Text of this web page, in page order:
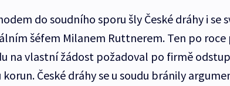
do soudního sporu šly České dráhy i se
šéfem Milanem Ruttnerem. Ten po roce
na vlastní žádost požadoval po firmě
České dráhy se u soudu bránily